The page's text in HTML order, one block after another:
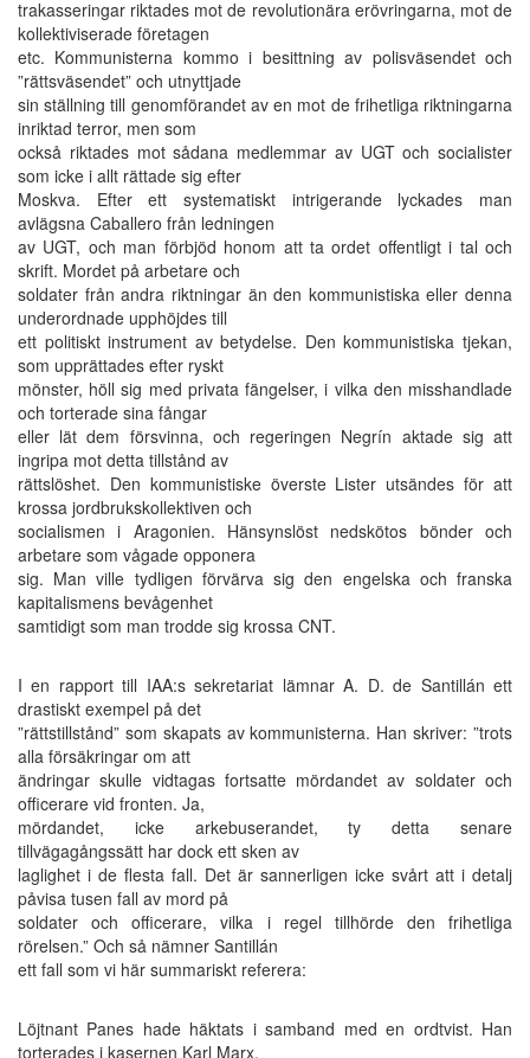
trakasseringar riktades mot de revolutionära erövringarna, mot de
kollektiviserade företagen
etc. Kommunisterna kommo i besittning av polisväsendet och
”rättsväsendet” och utnyttjade
sin ställning till genomförandet av en mot de frihetliga riktningarna
inriktad terror, men som
också riktades mot sådana medlemmar av UGT och socialister
som icke i allt rättade sig efter
Moskva. Efter ett systematiskt intrigerande lyckades man
avlägsna Caballero från ledningen
av UGT, och man förbjöd honom att ta ordet offentligt i tal och
skrift. Mordet på arbetare och
soldater från andra riktningar än den kommunistiska eller denna
underordnade upphöjdes till
ett politiskt instrument av betydelse. Den kommunistiska tjekan,
som upprättades efter ryskt
mönster, höll sig med privata fängelser, i vilka den misshandlade
och torterade sina fångar
eller lät dem försvinna, och regeringen Negrín aktade sig att
ingripa mot detta tillstånd av
rättslöshet. Den kommunistiske överste Lister utsändes för att
krossa jordbrukskollektiven och
socialismen i Aragonien. Hänsynslöst nedskötos bönder och
arbetare som vågade opponera
sig. Man ville tydligen förvärva sig den engelska och franska
kapitalismens bevågenhet
samtidigt som man trodde sig krossa CNT.
I en rapport till IAA:s sekretariat lämnar A. D. de Santillán ett
drastiskt exempel på det
”rättstillstånd” som skapats av kommunisterna. Han skriver: ”trots
alla försäkringar om att
ändringar skulle vidtagas fortsatte mördandet av soldater och
officerare vid fronten. Ja,
mördandet, icke arkebuserandet, ty detta senare
tillvägagångssätt har dock ett sken av
laglighet i de flesta fall. Det är sannerligen icke svårt att i detalj
påvisa tusen fall av mord på
soldater och officerare, vilka i regel tillhörde den frihetliga
rörelsen.” Och så nämner Santillán
ett fall som vi här summariskt referera:
Löjtnant Panes hade häktats i samband med en ordtvist. Han
torterades i kasernen Karl Marx,